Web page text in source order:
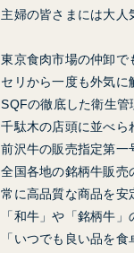
主婦の皆さまには大人
東京食肉市場の仲卸で
セリから一度も外気に
SQFの徹底した衛生管
千駄木の店頭に並べら
前沢牛の販売指定第一
全国各地の銘柄牛販売
常に高品質な商品を安
「和牛」や「銘柄牛
「いつでも良い品を食